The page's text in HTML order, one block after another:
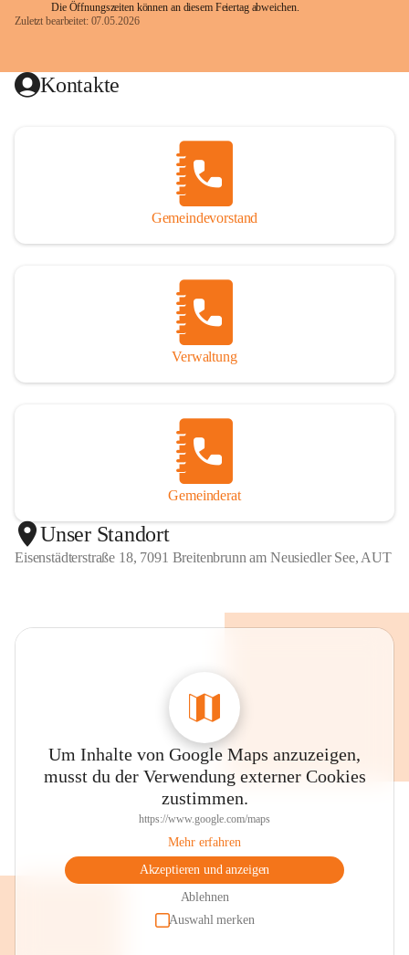
Die Öffnungszeiten können an diesem Feiertag abweichen.
Zuletzt bearbeitet: 07.05.2026
Kontakte
Gemeindevorstand
Verwaltung
Gemeinderat
Unser Standort
Eisenstädterstraße 18, 7091 Breitenbrunn am Neusiedler See, AUT
Um Inhalte von Google Maps anzuzeigen,
musst du der Verwendung externer Cookies
zustimmen.
https://www.google.com/maps
Mehr erfahren
Akzeptieren und anzeigen
Ablehnen
Auswahl merken